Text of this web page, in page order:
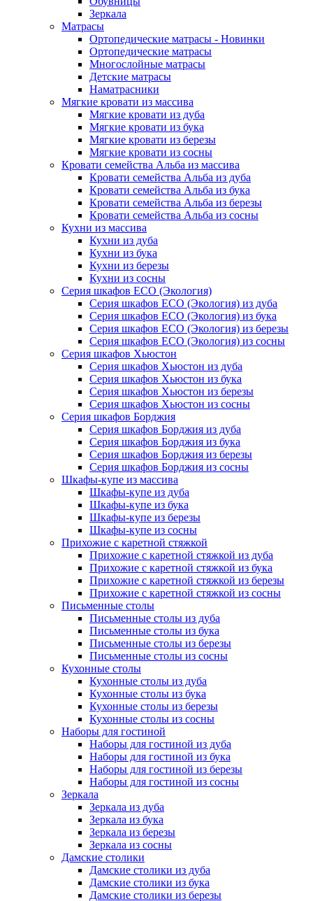
Зеркала
Матрасы
Ортопедические матрасы - Новинки
Ортопедические матрасы
Многослойные матрасы
Детские матрасы
Наматрасники
Мягкие кровати из массива
Мягкие кровати из дуба
Мягкие кровати из бука
Мягкие кровати из березы
Мягкие кровати из сосны
Кровати семейства Альба из массива
Кровати семейства Альба из дуба
Кровати семейства Альба из бука
Кровати семейства Альба из березы
Кровати семейства Альба из сосны
Кухни из массива
Кухни из дуба
Кухни из бука
Кухни из березы
Кухни из сосны
Серия шкафов ECO (Экология)
Серия шкафов ECO (Экология) из дуба
Серия шкафов ECO (Экология) из бука
Серия шкафов ECO (Экология) из березы
Серия шкафов ECO (Экология) из сосны
Серия шкафов Хьюстон
Серия шкафов Хьюстон из дуба
Серия шкафов Хьюстон из бука
Серия шкафов Хьюстон из березы
Серия шкафов Хьюстон из сосны
Серия шкафов Борджия
Серия шкафов Борджия из дуба
Серия шкафов Борджия из бука
Серия шкафов Борджия из березы
Серия шкафов Борджия из сосны
Шкафы-купе из массива
Шкафы-купе из дуба
Шкафы-купе из бука
Шкафы-купе из березы
Шкафы-купе из сосны
Прихожие с каретной стяжкой
Прихожие с каретной стяжкой из дуба
Прихожие с каретной стяжкой из бука
Прихожие с каретной стяжкой из березы
Прихожие с каретной стяжкой из сосны
Письменные столы
Письменные столы из дуба
Письменные столы из бука
Письменные столы из березы
Письменные столы из сосны
Кухонные столы
Кухонные столы из дуба
Кухонные столы из бука
Кухонные столы из березы
Кухонные столы из сосны
Наборы для гостиной
Наборы для гостиной из дуба
Наборы для гостиной из бука
Наборы для гостиной из березы
Наборы для гостиной из сосны
Зеркала
Зеркала из дуба
Зеркала из бука
Зеркала из березы
Зеркала из сосны
Дамские столики
Дамские столики из дуба
Дамские столики из бука
Дамские столики из березы